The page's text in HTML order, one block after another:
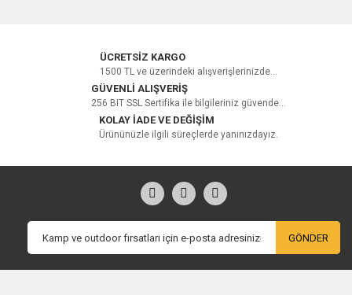
ÜCRETSİZ KARGO
1500 TL ve üzerindeki alışverişlerinizde...
GÜVENLİ ALIŞVERİŞ
256 BIT SSL Sertifika ile bilgileriniz güvende...
KOLAY İADE VE DEĞİŞİM
Ürününüzle ilgili süreçlerde yanınızdayız.
GÖNDER